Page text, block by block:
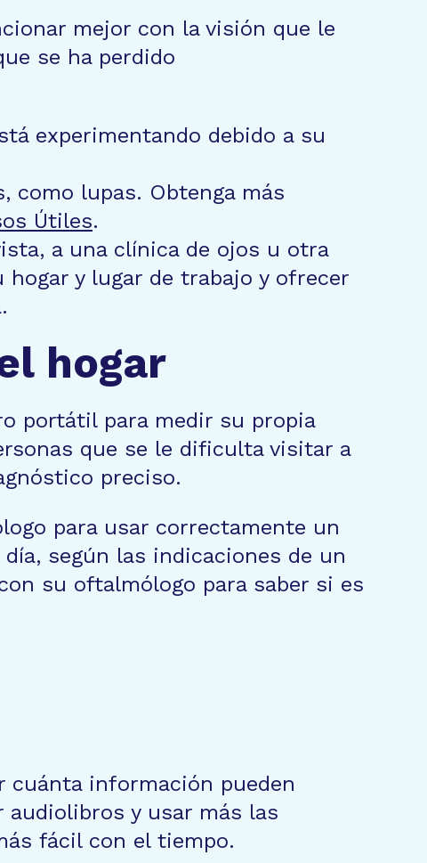
mejor con la visión que le
se ha perdido
experimentando debido a su
como lupas. Obtenga más
Útiles.
a una clínica de ojos u otra
y lugar de trabajo y ofrecer
hogar
portátil para medir su propia
que se le dificulta visitar a
preciso.
para usar correctamente un
según las indicaciones de un
su oftalmólogo para saber si es
cuánta información pueden
y usar más las
fácil con el tiempo.